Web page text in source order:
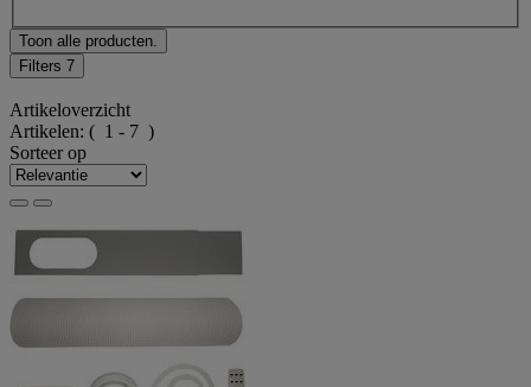
Toon alle producten.
Filters 7
Artikeloverzicht
Artikelen: ( 1 - 7 )
Sorteer op